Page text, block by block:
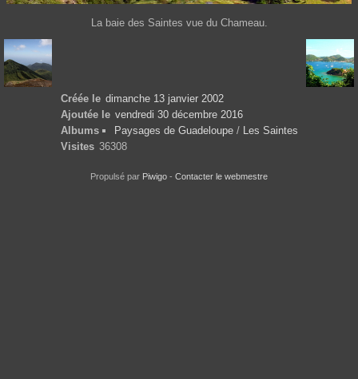
La baie des Saintes vue du Chameau.
Créée le dimanche 13 janvier 2002
Ajoutée le vendredi 30 décembre 2016
Albums
Paysages de Guadeloupe / Les Saintes
Visites 36308
Propulsé par Piwigo - Contacter le webmestre